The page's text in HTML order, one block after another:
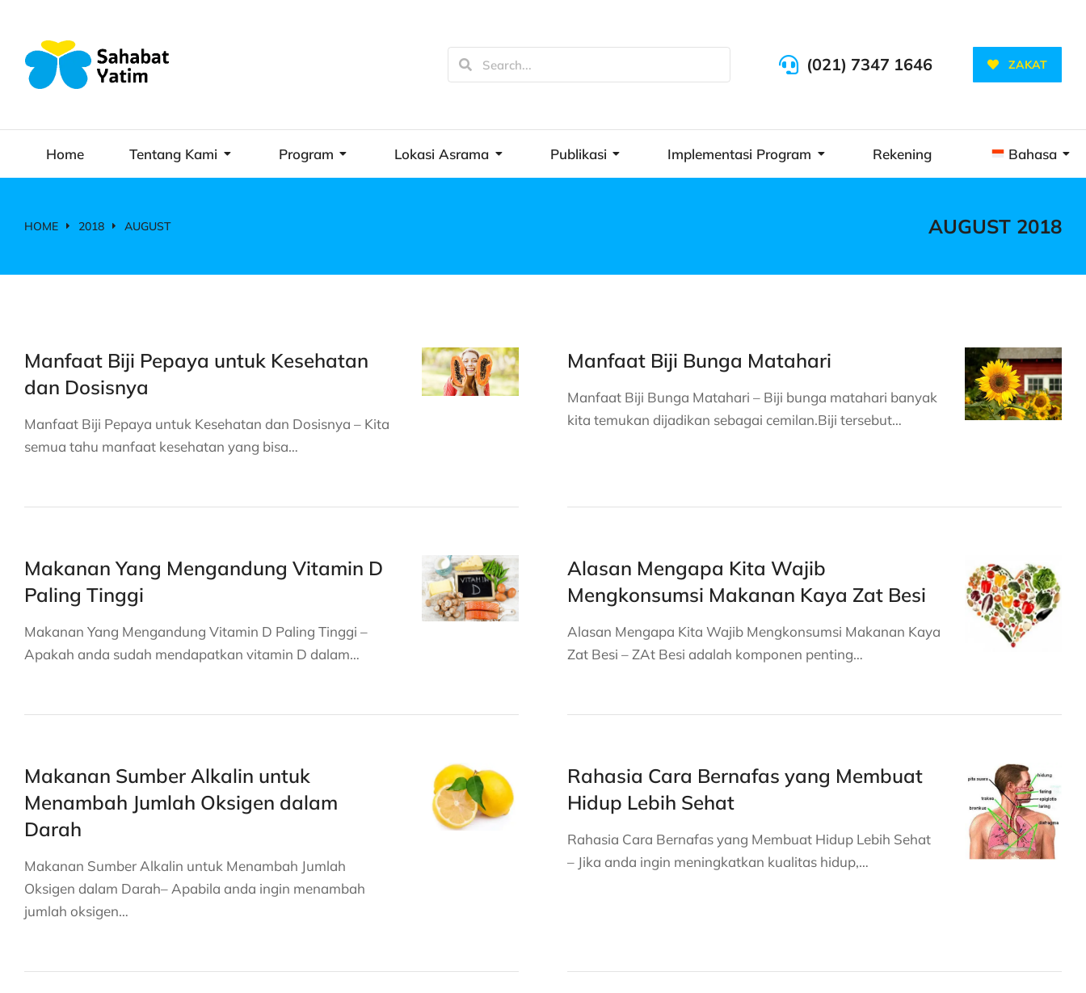
(021) 7347 1646 ZAKAT
Home Tentang Kami Program Lokasi Asrama Publikasi Implementasi Program Rekening Bahasa
You are here:
HOME 2018 AUGUST AUGUST 2018
Manfaat Biji Pepaya untuk Kesehatan
dan Dosisnya
Manfaat Biji Pepaya untuk Kesehatan dan Dosisnya – Kita
semua tahu manfaat kesehatan yang bisa…
Manfaat Biji Bunga Matahari
Manfaat Biji Bunga Matahari – Biji bunga matahari banyak
kita temukan dijadikan sebagai cemilan.Biji tersebut…
Makanan Yang Mengandung Vitamin D
Paling Tinggi
Makanan Yang Mengandung Vitamin D Paling Tinggi –
Apakah anda sudah mendapatkan vitamin D dalam…
Alasan Mengapa Kita Wajib
Mengkonsumsi Makanan Kaya Zat Besi
Alasan Mengapa Kita Wajib Mengkonsumsi Makanan Kaya
Zat Besi – ZAt Besi adalah komponen penting…
Makanan Sumber Alkalin untuk
Menambah Jumlah Oksigen dalam
Darah
Makanan Sumber Alkalin untuk Menambah Jumlah
Oksigen dalam Darah– Apabila anda ingin menambah
jumlah oksigen…
Rahasia Cara Bernafas yang Membuat
Hidup Lebih Sehat
Rahasia Cara Bernafas yang Membuat Hidup Lebih Sehat
– Jika anda ingin meningkatkan kualitas hidup,…